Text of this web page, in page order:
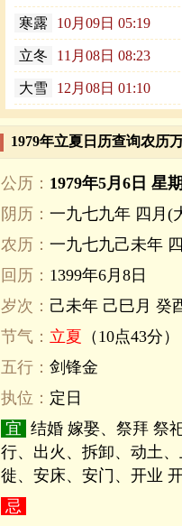
寒露 10月09日 05:19
立冬 11月08日 08:23
大雪 12月08日 01:10
1979年立夏日历查询农历
公历： 1979年5月6日 星
阴历： 一九七九年 四月(
农历： 一九七九己未年
回历： 1399年6月8日
岁次： 己未年 己巳月 癸
节气： 立夏 （10点43分）
五行： 剑锋金
执位： 定日
宜 结婚 嫁娶、祭拜 祭
行、出火、拆卸、动土
徙、安床、安门、开业
忌